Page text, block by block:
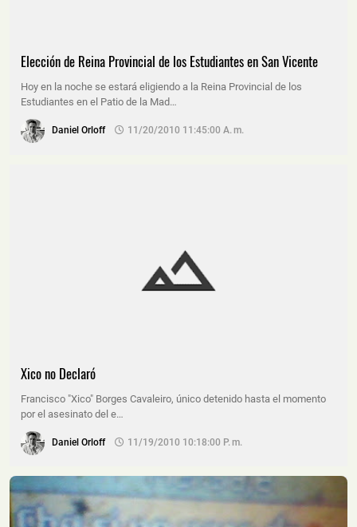
Elección de Reina Provincial de los Estudiantes en San Vicente
Hoy en la noche se estará eligiendo a la Reina Provincial de los
Estudiantes en el Patio de la Mad…
Daniel Orloff 11/20/2010 11:45:00 A. M.
Xico no Declaró
Francisco "Xico" Borges Cavaleiro, único detenido hasta el momento
por el asesinato del e…
Daniel Orloff 11/19/2010 10:18:00 P. M.